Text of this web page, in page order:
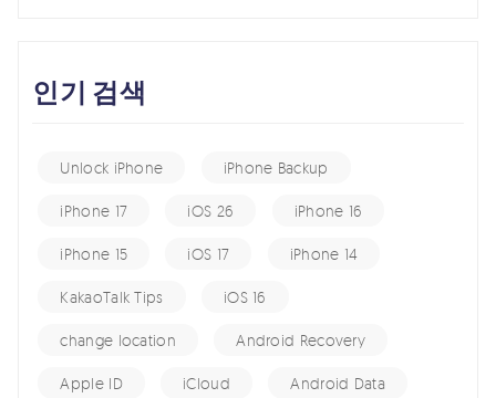
인기 검색
Unlock iPhone iPhone Backup
iPhone 17 iOS 26 iPhone 16
iPhone 15 iOS 17 iPhone 14
KakaoTalk Tips iOS 16
change location Android Recovery
Apple ID iCloud Android Data